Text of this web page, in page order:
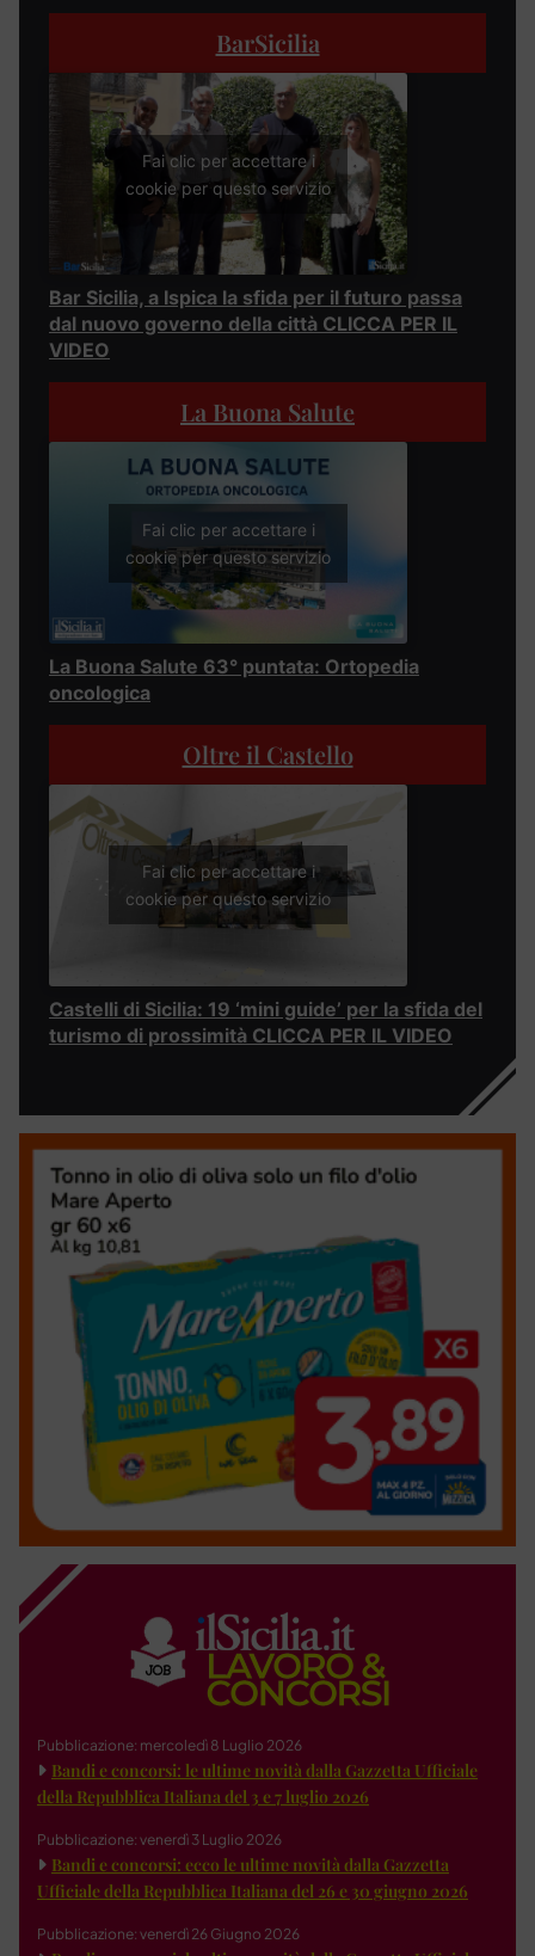
BarSicilia
Fai clic per accettare i
cookie per questo servizio
Bar Sicilia, a Ispica la sfida per il futuro passa
dal nuovo governo della città CLICCA PER IL
VIDEO
La Buona Salute
Fai clic per accettare i
cookie per questo servizio
La Buona Salute 63° puntata: Ortopedia
oncologica
Oltre il Castello
Fai clic per accettare i
cookie per questo servizio
Castelli di Sicilia: 19 ‘mini guide’ per la sfida del
turismo di prossimità CLICCA PER IL VIDEO
Pubblicazione: mercoledì 8 Luglio 2026
Bandi e concorsi: le ultime novità dalla Gazzetta Ufficiale
della Repubblica Italiana del 3 e 7 luglio 2026
Pubblicazione: venerdì 3 Luglio 2026
Bandi e concorsi: ecco le ultime novità dalla Gazzetta
Ufficiale della Repubblica Italiana del 26 e 30 giugno 2026
Pubblicazione: venerdì 26 Giugno 2026